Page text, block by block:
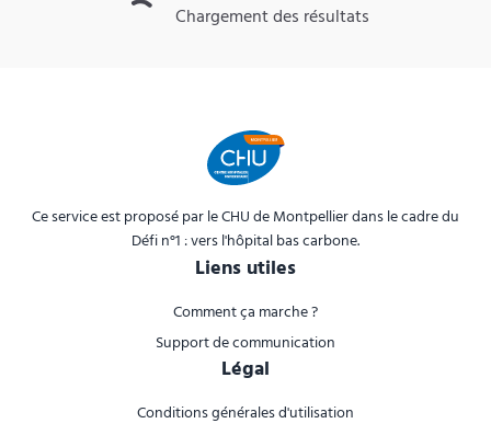
Chargement des résultats
Ce service est proposé par le CHU de Montpellier dans le cadre du
Défi n°1 : vers l'hôpital bas carbone.
Liens utiles
Comment ça marche ?
Support de communication
Légal
Conditions générales d'utilisation